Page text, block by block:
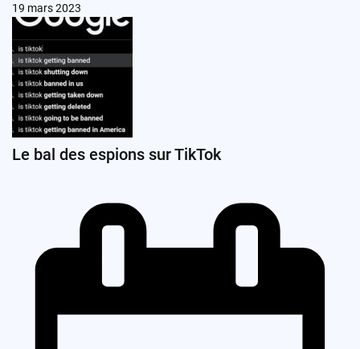
19 mars 2023
Le bal des espions sur TikTok